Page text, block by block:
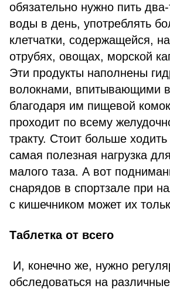
обязательно нужно пить
воды в день, употреблять
клетчатки, содержащейся,
отрубях, овощах, морской
Эти продукты наполнены
волокнами, впитывающими
благодаря им пищевой
проходит по всему
тракту. Стоит больше
самая полезная нагрузка
малого таза. А вот
снарядов в спортзале при
с кишечником может их
Таблетка от всего
И, конечно же, нужно
обследоваться на